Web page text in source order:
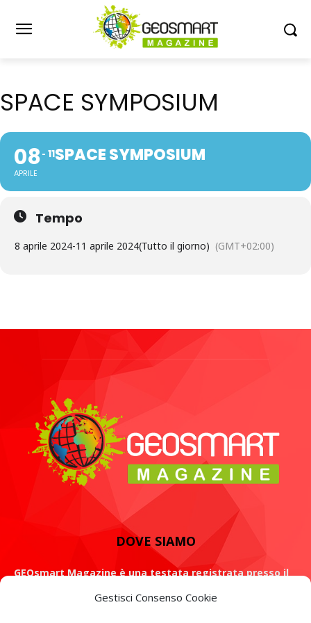
Gestisci Consenso Cookie
SPACE SYMPOSIUM
08
APRILE
11SPACE SYMPOSIUM
Tempo
8 aprile 2024-11 aprile 2024(Tutto il giorno) (GMT+02:00)
DOVE SIAMO
GEOsmart Magazine è una testata registrata presso il